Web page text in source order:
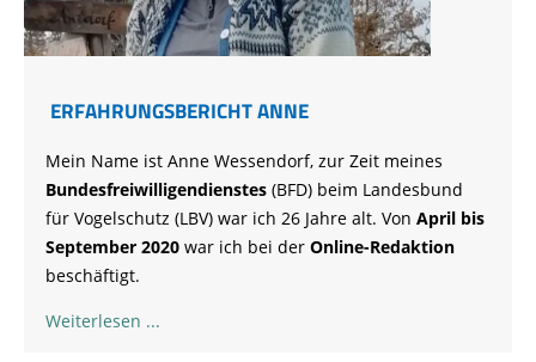
ERFAHRUNGSBERICHT ANNE
Mein Name ist Anne Wessendorf, zur Zeit meines
Bundesfreiwilligendienstes (BFD) beim Landesbund
für Vogelschutz (LBV) war ich 26 Jahre alt. Von April bis
September 2020 war ich bei der Online-Redaktion
beschäftigt.
Weiterlesen